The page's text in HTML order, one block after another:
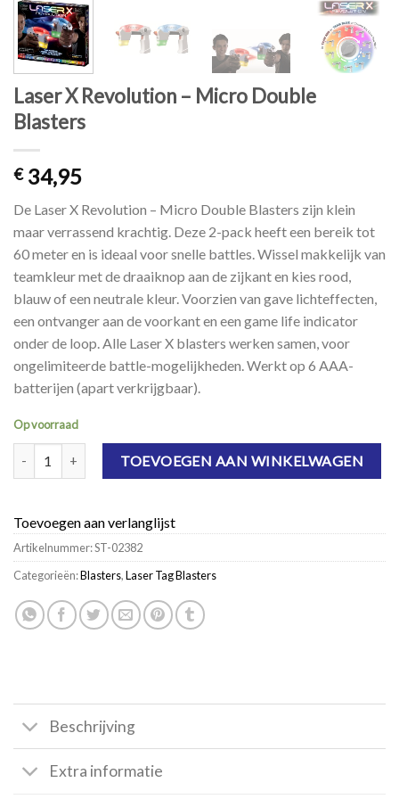
Laser X Revolution – Micro Double
Blasters
€34,95
De Laser X Revolution – Micro Double Blasters zijn klein
maar verrassend krachtig. Deze 2-pack heeft een bereik tot
60 meter en is ideaal voor snelle battles. Wissel makkelijk van
teamkleur met de draaiknop aan de zijkant en kies rood,
blauw of een neutrale kleur. Voorzien van gave lichteffecten,
een ontvanger aan de voorkant en een game life indicator
onder de loop. Alle Laser X blasters werken samen, voor
ongelimiteerde battle-mogelijkheden. Werkt op 6 AAA-
batterijen (apart verkrijgbaar).
Op voorraad
Laser X Revolution - Micro Double Blasters aantal
TOEVOEGEN AAN WINKELWAGEN
Toevoegen aan verlanglijst
Artikelnummer:ST-02382
Categorieën:Blasters,Laser Tag Blasters
Beschrijving
Extra informatie